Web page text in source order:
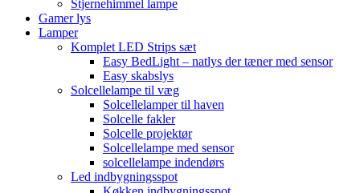
Stjernehimmel lampe
Gamer lys
Lamper
Komplet LED Strips sæt
Easy BedLight – natlys der tæner med sensor
Easy skabslys
Solcellelampe til væg
Solcellelamper til haven
Solcelle fakler
Solcelle projektør
Solcellelampe med sensor
solcellelampe indendørs
Led indbygningsspot